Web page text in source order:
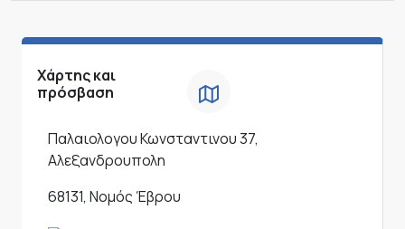
Χάρτης και
πρόσβαση
Παλαιολογου Κωνσταντινου 37,
Αλεξανδρουπολη
68131, Νομός Έβρου